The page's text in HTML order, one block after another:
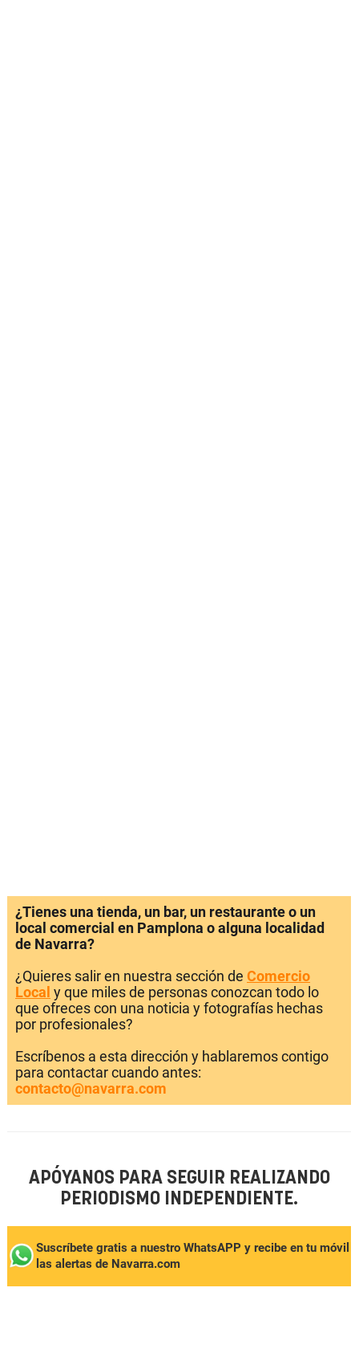
¿Tienes una tienda, un bar, un restaurante o un
local comercial en Pamplona o alguna localidad
de Navarra?
¿Quieres salir en nuestra sección de Comercio
Local y que miles de personas conozcan todo lo
que ofreces con una noticia y fotografías hechas
por profesionales?
Escríbenos a esta dirección y hablaremos contigo
para contactar cuando antes:
contacto@navarra.com
APÓYANOS PARA SEGUIR REALIZANDO
PERIODISMO INDEPENDIENTE.
Suscríbete gratis a nuestro WhatsAPP y recibe en tu móvil
las alertas de Navarra.com